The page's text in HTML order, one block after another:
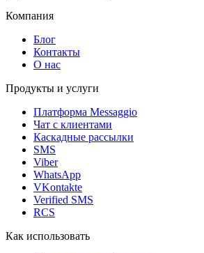
Компания
Блог
Контакты
О нас
Продукты и услуги
Платформа Messaggio
Чат с клиентами
Каскадные рассылки
SMS
Viber
WhatsApp
VKontakte
Verified SMS
RCS
Как использовать